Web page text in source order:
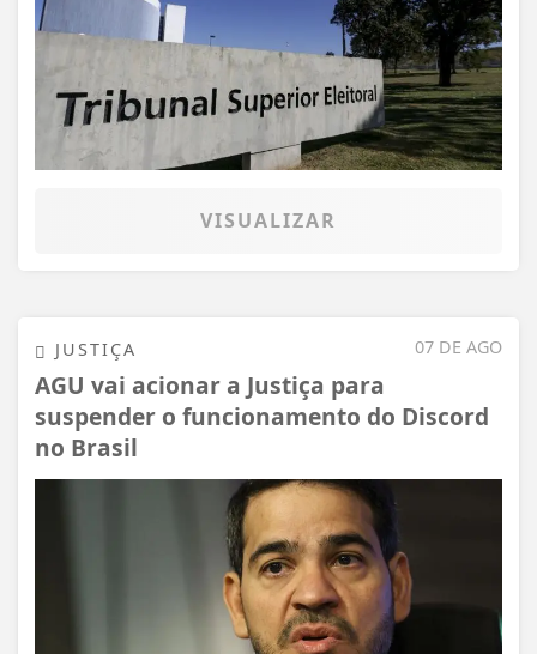
VISUALIZAR
07 DE AGO
JUSTIÇA
AGU vai acionar a Justiça para
suspender o funcionamento do Discord
no Brasil